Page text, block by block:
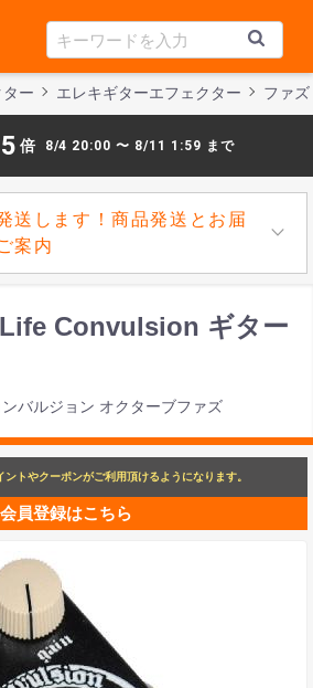
ー エレキギターエフェクター ファズ
5 倍 8/4 20:00 〜 8/11 1:59 まで
送します！商品発送とお届
案内
Convulsion ギター
バルジョン オクターブファズ
トやクーポンがご利用頂けるようになります。
会員登録はこちら